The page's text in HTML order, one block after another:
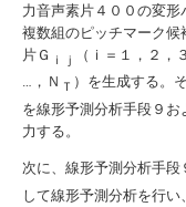
力音声素片４００の変
複数組のピッチマーク
片Ｇ
ｉｊ （ｉ＝１，２，
…，Ｎ Ｔ ）を生成する。
を線形予測分析手段９
力する。
次に、線形予測分析手段
して線形予測分析を行